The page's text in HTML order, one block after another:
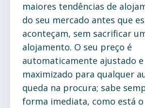
maiores tendências de
do seu mercado antes que
aconteçam, sem sacrificar
alojamento. O seu preço é
automaticamente ajustado e
maximizado para qualquer
queda na procura; sabe
forma imediata, como está o